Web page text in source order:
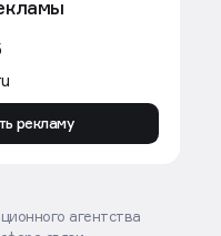
рекламу
агентства